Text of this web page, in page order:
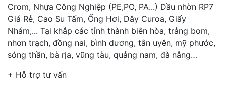
Crom, Nhựa Công Nghiệp (PE,PO, PA...) Dầu nhờn RP7
Giá Rẻ, Cao Su Tấm, Ống Hơi, Dây Curoa, Giấy
Nhám,... Tại khắp các tỉnh thành biên hòa, trảng bom,
nhơn trạch, đồng nai, bình dương, tân uyên, mỹ phước,
sóng thần, bà rịa, vũng tàu, quảng nam, đà nẵng…
+ Hỗ trợ tư vấn